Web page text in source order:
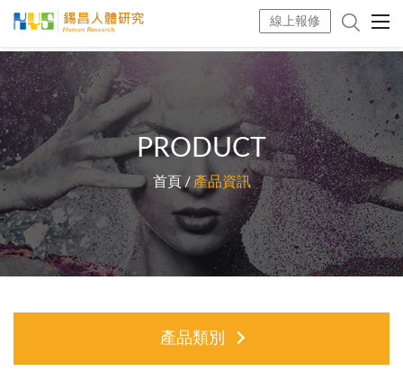
線上報修
PRODUCT
首頁 產品資訊
產品類別